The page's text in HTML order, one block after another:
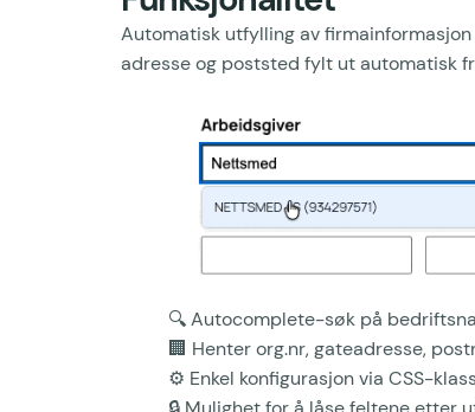
Automatisk utfylling av
adresse og poststed fylt ut automatisk
🔍 Autocomplete-søk på
🏢 Henter org.nr, gateadresse,
⚙️ Enkel konfigurasjon via CSS-